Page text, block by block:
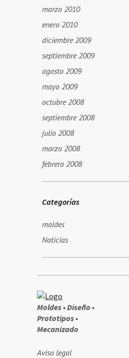
marzo 2010
enero 2010
diciembre 2009
septiembre 2009
agosto 2009
mayo 2009
octubre 2008
septiembre 2008
julio 2008
marzo 2008
febrero 2008
Categorías
moldes
Noticias
Moldes • Diseño •
Prototipos •
Mecanizado
Aviso legal